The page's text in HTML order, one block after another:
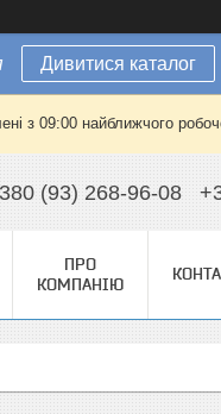
Дивитися каталог
з 09:00 найближчого
(93) 268-96-08
ПРО
КОМПАНІЮ